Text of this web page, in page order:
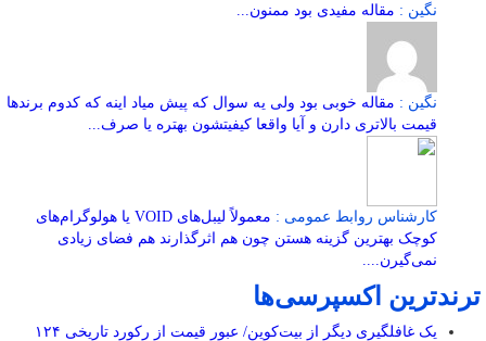
نگین : مقاله مفیدی بود ممنون...
نگین : مقاله خوبی بود ولی یه سوال که پیش میاد اینه که کدوم برندها
قیمت بالاتری دارن و آیا واقعا کیفیتشون بهتره یا صرف...
کارشناس روابط عمومی :
معمولاً لیبل‌های VOID یا هولوگرام‌های
کوچک بهترین گزینه هستن چون هم اثرگذارند هم فضای زیادی
نمی‌گیرن....
ترندترین اکسپرسی‌ها
یک غافلگیری دیگر از بیت‌کوین/ عبور قیمت از رکورد تاریخی ۱۲۴